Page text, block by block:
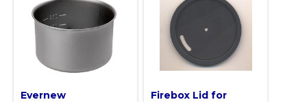
Evernew
Firebox Lid for